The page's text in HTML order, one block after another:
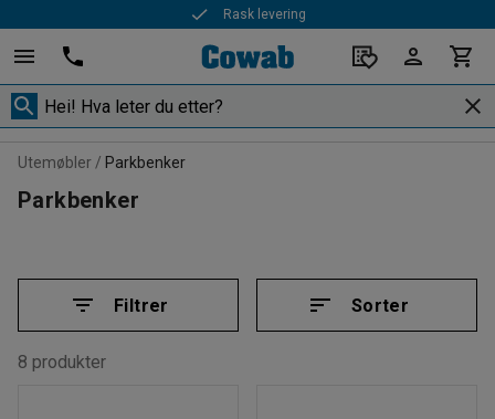
Rask levering
Utemøbler Parkbenker
Parkbenker
Filtrer Sorter
8 produkter